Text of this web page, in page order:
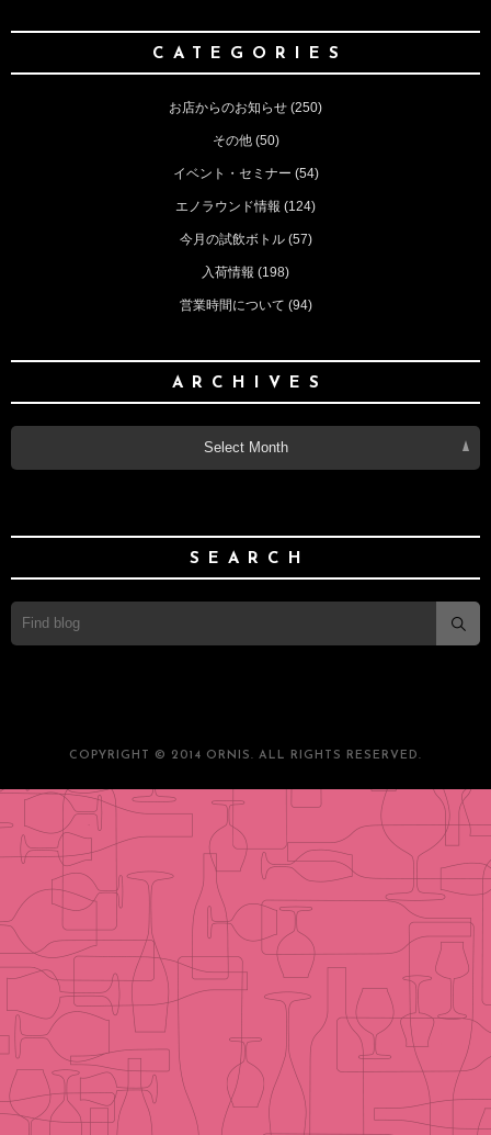
CATEGORIES
お店からのお知らせ (250)
その他(50)
イベント・セミナー (54)
エノラウンド情報 (124)
今月の試飲ボトル(57)
入荷情報 (198)
営業時間について (94)
ARCHIVES
Select Month
SEARCH
COPYRIGHT © 2014 ORNIS. ALL RIGHTS RESERVED.